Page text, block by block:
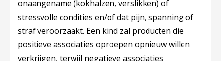
onaangename (kokhalzen, verslikken) of
stressvolle condities en/of dat pijn, spanning of
straf veroorzaakt. Een kind zal producten die
positieve associaties oproepen opnieuw willen
verkrijgen, terwijl negatieve associaties